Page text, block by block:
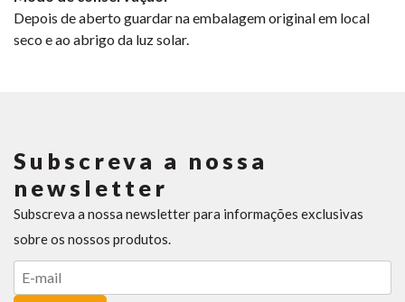
Depois de aberto guardar na embalagem original em local
seco e ao abrigo da luz solar.
Subscreva a nossa
newsletter
Subscreva a nossa newsletter para informações exclusivas
sobre os nossos produtos.